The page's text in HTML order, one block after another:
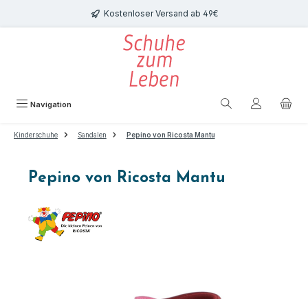
Zum Hauptinhalt springen Kostenloser Versand ab 49€
Navigation
Kinderschuhe Sandalen Pepino von Ricosta Mantu
Pepino von Ricosta Mantu